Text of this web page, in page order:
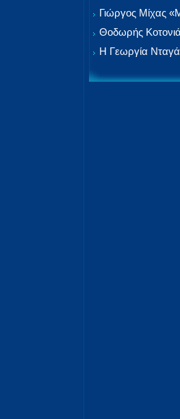
Γιώργος Μίχας
Θοδωρής
Η Γεωργία